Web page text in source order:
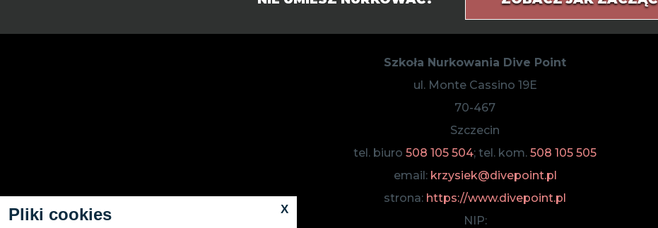
Szkoła Nurkowania Dive Point
ul. Monte Cassino 19E
70-467
Szczecin
tel. biuro 508 105 504; tel. kom. 508 105 505
email: krzysiek@divepoint.pl
strona: https://www.divepoint.pl
NIP:
X
Pliki cookies